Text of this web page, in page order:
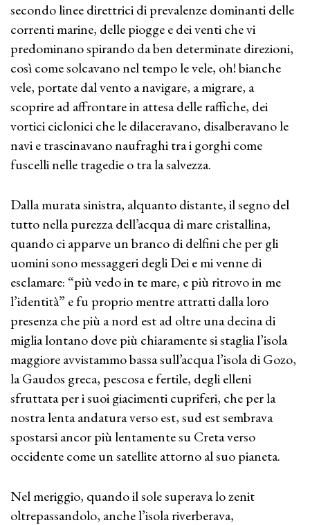
secondo linee direttrici di prevalenze dominanti delle
correnti marine, delle piogge e dei venti che vi
predominano spirando da ben determinate direzioni,
così come solcavano nel tempo le vele, oh! bianche
vele, portate dal vento a navigare, a migrare, a
scoprire ad affrontare in attesa delle raffiche, dei
vortici ciclonici che le dilaceravano, disalberavano le
navi e trascinavano naufraghi tra i gorghi come
fuscelli nelle tragedie o tra la salvezza.
Dalla murata sinistra, alquanto distante, il segno del
tutto nella purezza dell’acqua di mare cristallina,
quando ci apparve un branco di delfini che per gli
uomini sono messaggeri degli Dei e mi venne di
esclamare: “più vedo in te mare, e più ritrovo in me
l’identità” e fu proprio mentre attratti dalla loro
presenza che più a nord est ad oltre una decina di
miglia lontano dove più chiaramente si staglia l’isola
maggiore avvistammo bassa sull’acqua l’isola di Gozo,
la Gaudos greca, pescosa e fertile, degli elleni
sfruttata per i suoi giacimenti cupriferi, che per la
nostra lenta andatura verso est, sud est sembrava
spostarsi ancor più lentamente su Creta verso
occidente come un satellite attorno al suo pianeta.
Nel meriggio, quando il sole superava lo zenit
oltrepassandolo, anche l’isola riverberava,